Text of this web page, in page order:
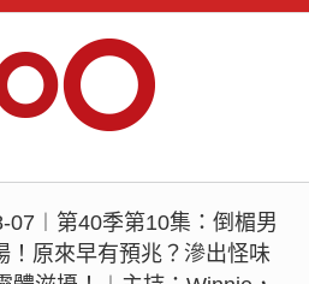
07︱第40季第10集：倒楣男
！原來早有預兆？滲出怪味